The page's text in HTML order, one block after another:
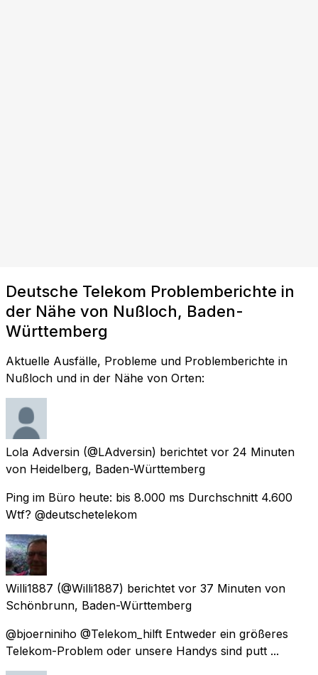
Deutsche Telekom Problemberichte in
der Nähe von Nußloch, Baden-
Württemberg
Aktuelle Ausfälle, Probleme und Problemberichte in
Nußloch und in der Nähe von Orten:
Lola Adversin (@LAdversin) berichtet vor 24 Minuten
von Heidelberg, Baden-Württemberg
Ping im Büro heute: bis 8.000 ms Durchschnitt 4.600
Wtf? @deutschetelekom
Willi1887 (@Willi1887) berichtet vor 37 Minuten von
Schönbrunn, Baden-Württemberg
@bjoerniniho @Telekom_hilft Entweder ein größeres
Telekom-Problem oder unsere Handys sind putt ...